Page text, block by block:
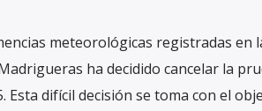
meteorológicas registradas
Madrigueras ha decidido cancelar la
Esta difícil decisión se toma con el